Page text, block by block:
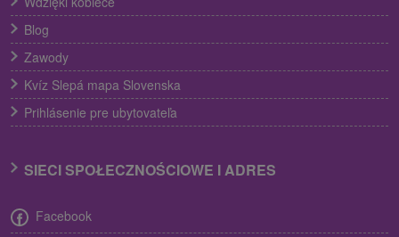
Blog
Zawody
Kvíz Slepá mapa Slovenska
Prihlásenie pre ubytovateľa
SIECI SPOŁECZNOŚCIOWE I ADRES
Facebook